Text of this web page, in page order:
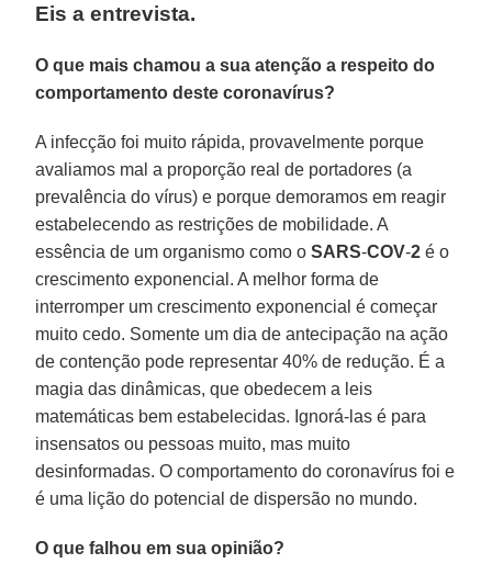
Eis a entrevista.
O que mais chamou a sua atenção a respeito do
comportamento deste coronavírus?
A infecção foi muito rápida, provavelmente porque
avaliamos mal a proporção real de portadores (a
prevalência do vírus) e porque demoramos em reagir
estabelecendo as restrições de mobilidade. A
essência de um organismo como oSARS-COV-2 é o
crescimento exponencial. A melhor forma de
interromper um crescimento exponencial é começar
muito cedo. Somente um dia de antecipação na ação
de contenção pode representar 40% de redução. É a
magia das dinâmicas, que obedecem a leis
matemáticas bem estabelecidas. Ignorá-las é para
insensatos ou pessoas muito, mas muito
desinformadas. O comportamento do coronavírus foi e
é uma lição do potencial de dispersão no mundo.
O que falhou em sua opinião?